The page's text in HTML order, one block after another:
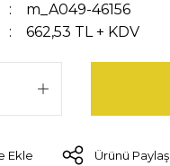
m_A049-46156
662,53 TL + KDV
Ürünü Paylaş